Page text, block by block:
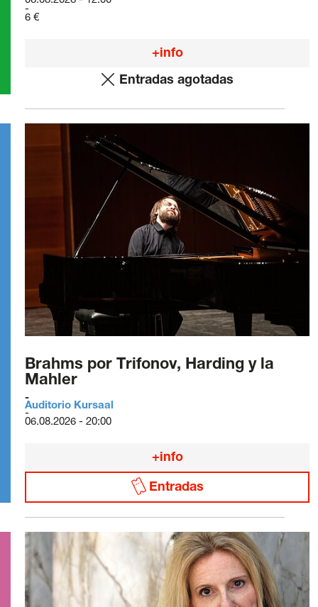
6 €
+info
Entradas agotadas
Brahms por Trifonov, Harding y la
Mahler
Auditorio Kursaal
06.08.2026 - 20:00
+info
Entradas